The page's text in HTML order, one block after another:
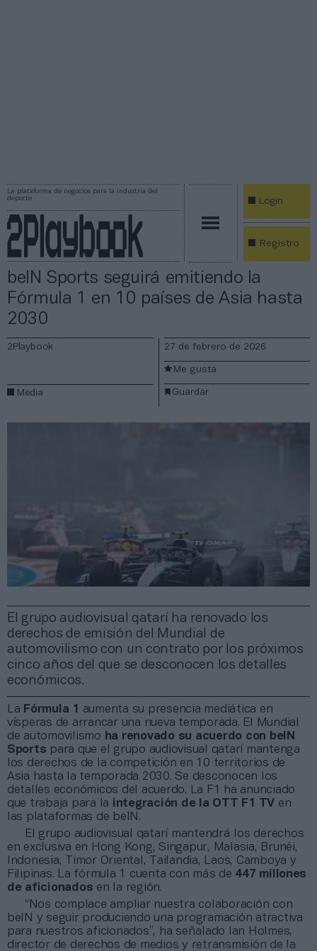
La plataforma de negocios para la industria del
deporte
Login
Registro
beIN Sports seguirá emitiendo la
Fórmula 1 en 10 países de Asia hasta
2030
El grupo audiovisual qatarí ha renovado los
derechos de emisión del Mundial de
automovilismo con un contrato por los próximos
cinco años del que se desconocen los detalles
económicos.
2Playbook
Media
27 de febrero de 2026
Guardar
Me gusta
La Fórmula 1 aumenta su presencia mediática en
vísperas de arrancar una nueva temporada. El Mundial
de automovilismo ha renovado su acuerdo con beIN
Sports para que el grupo audiovisual qatarí mantenga
los derechos de la competición en 10 territorios de
Asia hasta la temporada 2030. Se desconocen los
detalles económicos del acuerdo. La F1 ha anunciado
que trabaja para la integración de la OTT F1 TV en
las plataformas de beIN.
El grupo audiovisual qatarí mantendrá los derechos
en exclusiva en Hong Kong, Singapur, Malasia, Brunéi,
Indonesia, Timor Oriental, Tailandia, Laos, Camboya y
Filipinas. La fórmula 1 cuenta con más de 447 millones
de aficionados en la región.
“Nos complace ampliar nuestra colaboración con
beIN y seguir produciendo una programación atractiva
para nuestros aficionados”, ha señalado Ian Holmes,
director de derechos de medios y retransmisión de la